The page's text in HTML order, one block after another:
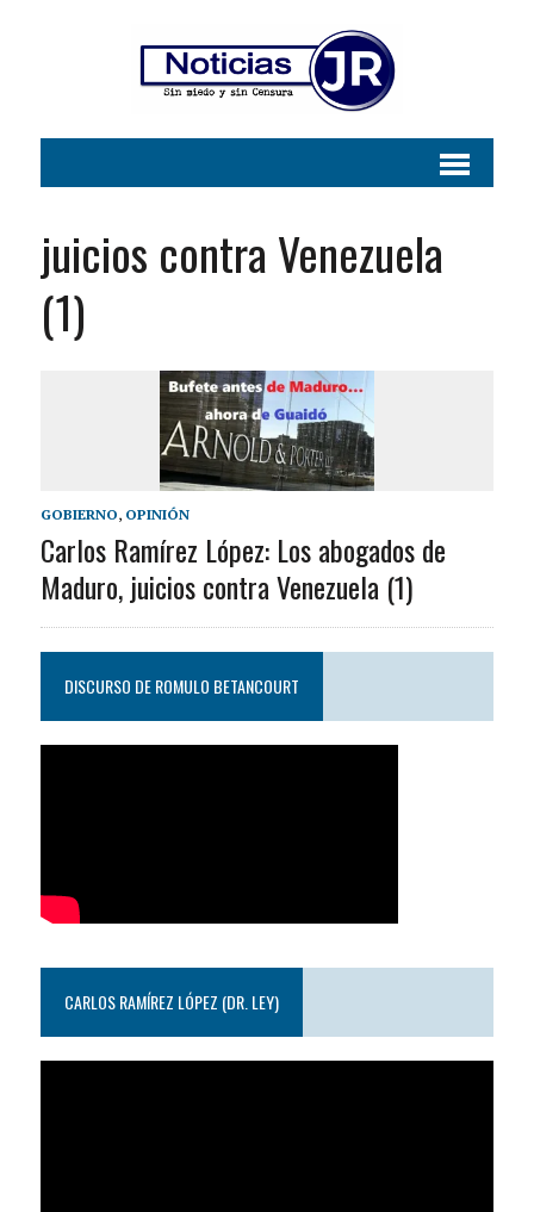
juicios contra Venezuela
(1)
GOBIERNO, OPINIÓN
Carlos Ramírez López: Los abogados de
Maduro, juicios contra Venezuela (1)
DISCURSO DE ROMULO BETANCOURT
CARLOS RAMÍREZ LÓPEZ (DR. LEY)